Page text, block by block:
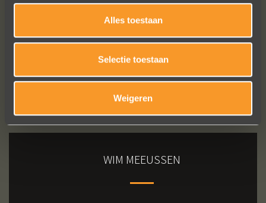
Alles toestaan
Selectie toestaan
Weigeren
WIM MEEUSSEN